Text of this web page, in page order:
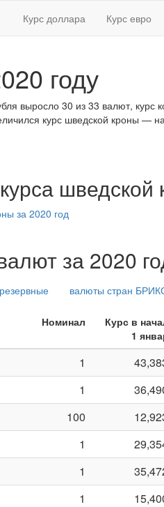
Курс доллара Курс евро
году
выросло 30 из 33 валют,
курс шведской кроны —
шведской
за 2020
валюты стран
Номинал
Курс в
1
1
1
100
1
1
1